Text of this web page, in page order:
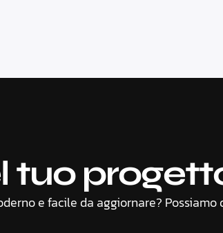
tuo
e facile da aggiornare?